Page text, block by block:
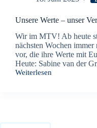
Unsere Werte – unser
Wir im MTV! Ab heute
nächsten Wochen
vor, die ihre Werte mit
Heute: Sabine van der
Weiterlesen
Unsere